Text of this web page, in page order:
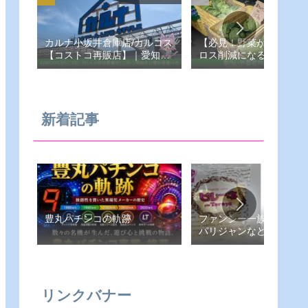
カルナ小坂井倉庫店/カルコス
【コストコ再販店】｜愛知県-
豊川市
【必見！野菜が安い！フ
ロス削減になる！あらい
売所】愛知県-豊橋市
新着記事
豊丸パチンコの軌跡
ファンシー一族（ピレー
パリジャンなど）
リンクバナー